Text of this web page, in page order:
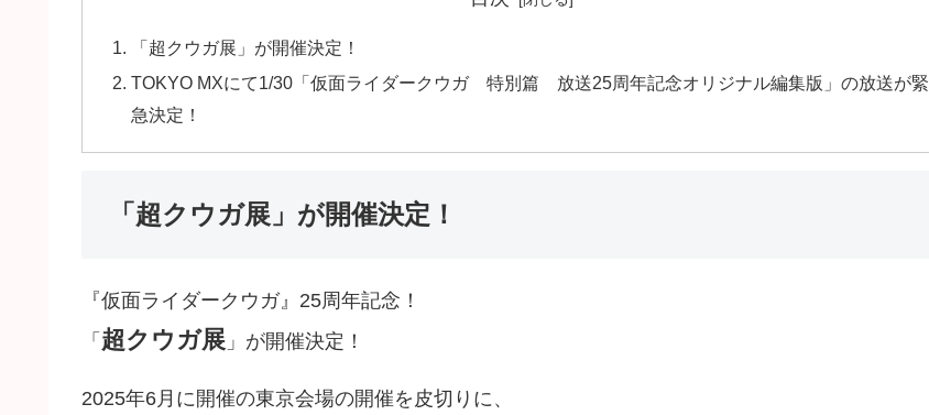
「超クウガ展」が開催決定！
TOKYO MXにて1/30「仮面ライダークウガ 特別篇 放送25周年記念オリジナル編集版」の放送が緊
急決定！
「超クウガ展」が開催決定！
『仮面ライダークウガ』25周年記念！
「 超クウガ展 」が開催決定！
2025年6月に開催の東京会場の開催を皮切りに、